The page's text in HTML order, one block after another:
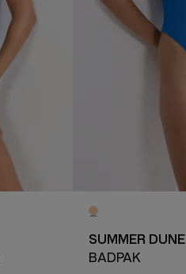
SUMMER DUNE
BADPAK